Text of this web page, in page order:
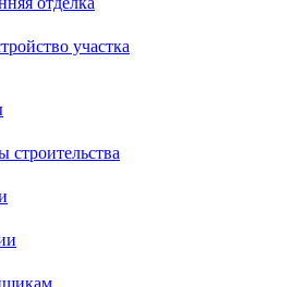
участка
строительства